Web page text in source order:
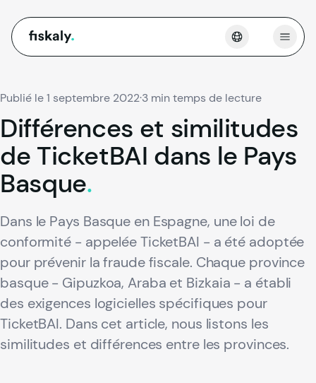
fiskaly.
Publié le 1 septembre 2022·3 min temps de lecture
Différences et similitudes
de TicketBAI dans le Pays
Basque.
Dans le Pays Basque en Espagne, une loi de
conformité - appelée TicketBAI - a été adoptée
pour prévenir la fraude fiscale. Chaque province
basque - Gipuzkoa, Araba et Bizkaia - a établi
des exigences logicielles spécifiques pour
TicketBAI. Dans cet article, nous listons les
similitudes et différences entre les provinces.